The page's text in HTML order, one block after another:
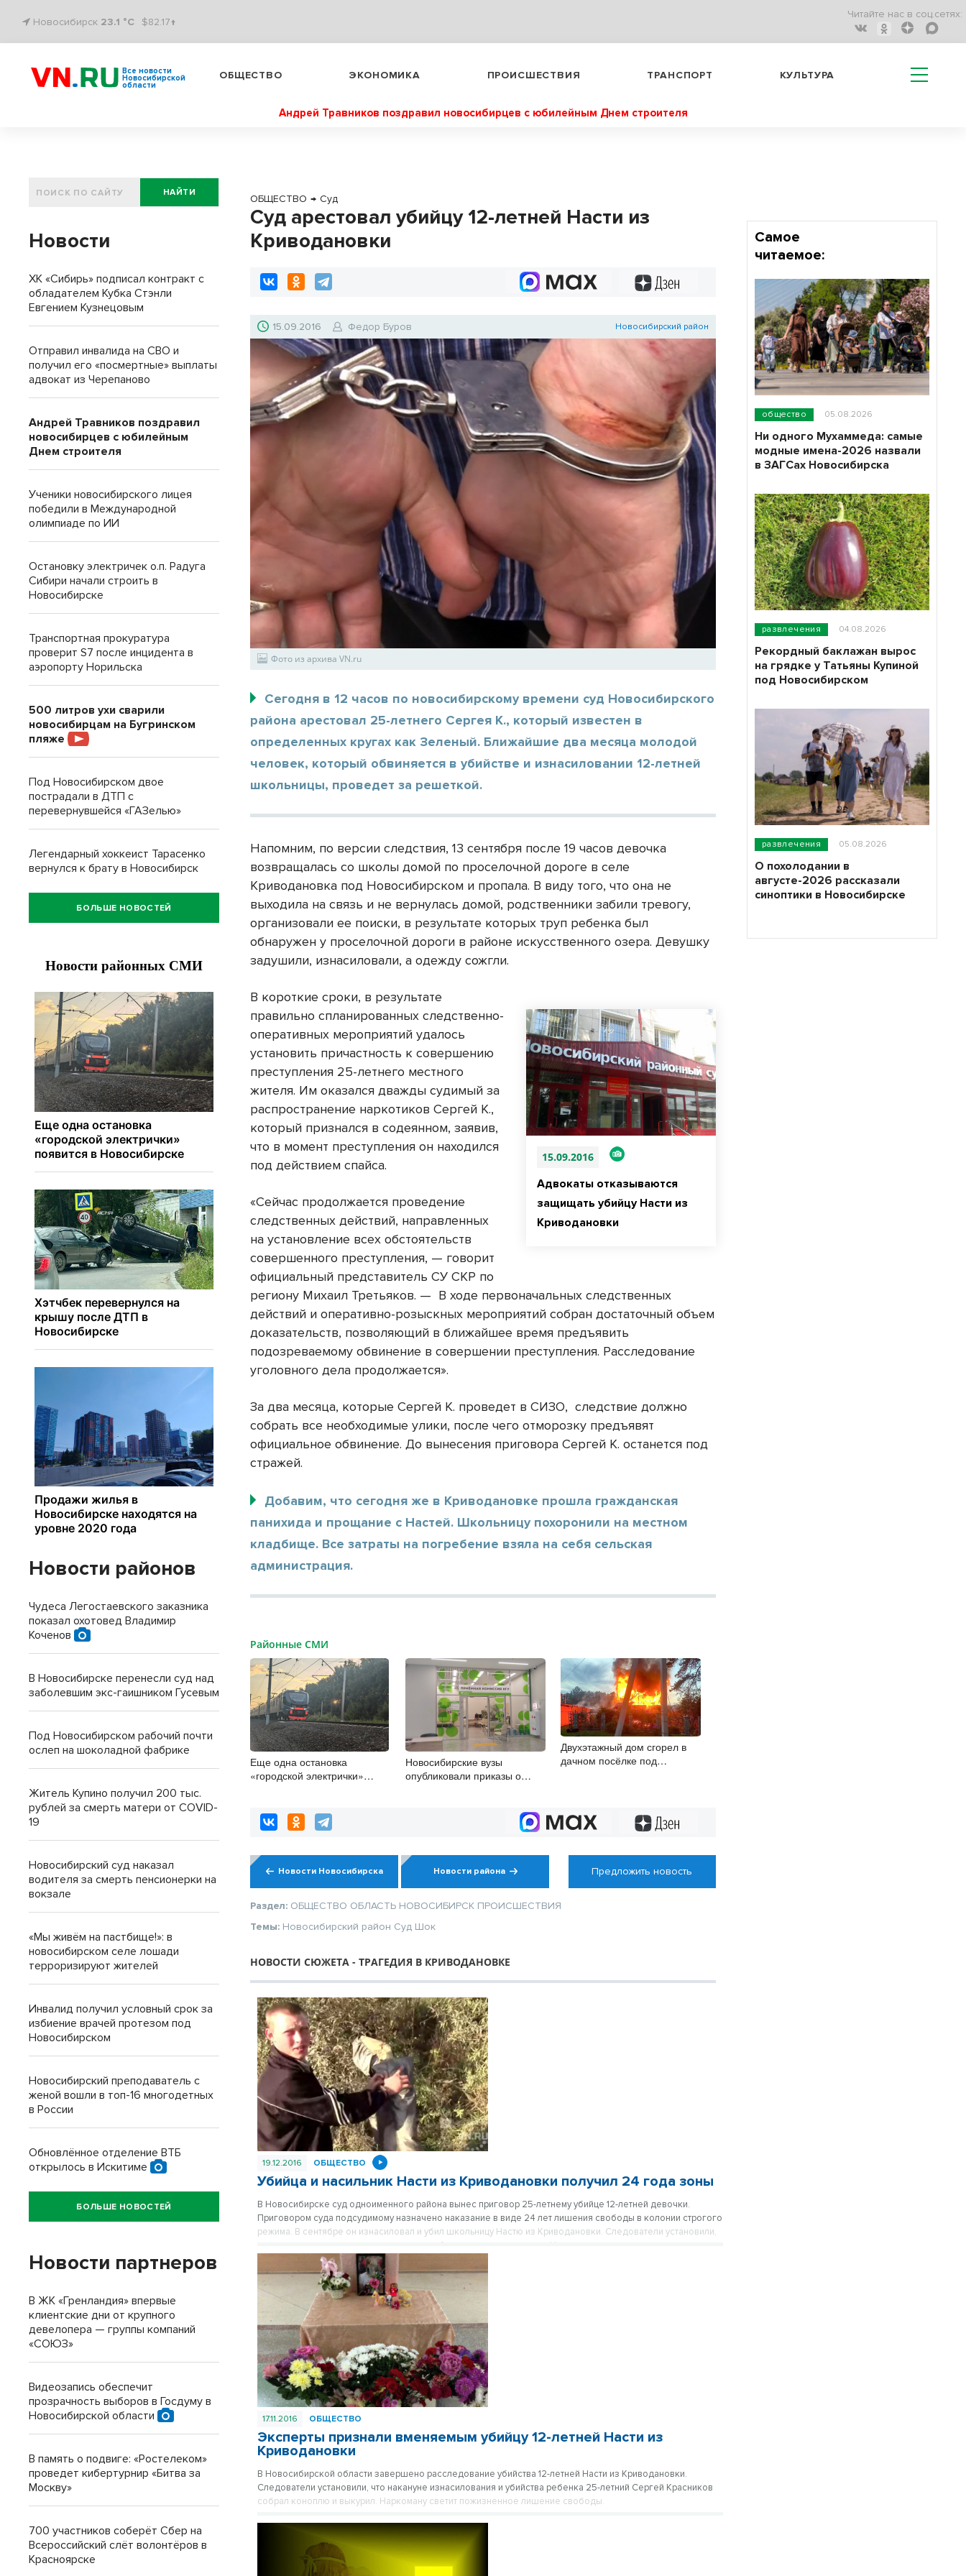
Новосибирск 23.1 °C $82.17↑
Читайте нас в соц.сетях:
Все новости
Новосибирской
области
ОБЩЕСТВО ЭКОНОМИКА ПРОИСШЕСТВИЯ ТРАНСПОРТ КУЛЬТУРА
Андрей Травников поздравил новосибирцев с юбилейным Днем строителя
ОБЩЕСТВО → Суд
Суд арестовал убийцу 12-летней Насти из
Криводановки
15.09.2016 Федор Буров Новосибирский район
Фото из архива VN.ru
Сегодня в 12 часов по новосибирскому времени суд Новосибирского
района арестовал 25-летнего Сергея К., который известен в
определенных кругах как Зеленый. Ближайшие два месяца молодой
человек, который обвиняется в убийстве и изнасиловании 12-летней
школьницы, проведет за решеткой.
Напомним, по версии следствия, 13 сентября после 19 часов девочка
возвращалась со школы домой по проселочной дороге в селе
Криводановка под Новосибирском и пропала. В виду того, что она не
выходила на связь и не вернулась домой, родственники забили тревогу,
организовали ее поиски, в результате которых труп ребенка был
обнаружен у проселочной дороги в районе искусственного озера. Девушку
задушили, изнасиловали, а одежду сожгли.
15.09.2016
Адвокаты отказываются
защищать убийцу Насти из
Криводановки
В короткие сроки, в результате
правильно спланированных следственно-
оперативных мероприятий удалось
установить причастность к совершению
преступления 25-летнего местного
жителя. Им оказался дважды судимый за
распространение наркотиков Сергей К.,
который признался в содеянном, заявив,
что в момент преступления он находился
под действием спайса.
«Сейчас продолжается проведение
следственных действий, направленных
на установление всех обстоятельств
совершенного преступления, — говорит
официальный представитель СУ СКР по
региону Михаил Третьяков. — В ходе первоначальных следственных
действий и оперативно-розыскных мероприятий собран достаточный объем
доказательств, позволяющий в ближайшее время предъявить
подозреваемому обвинение в совершении преступления. Расследование
уголовного дела продолжается».
За два месяца, которые Сергей К. проведет в СИЗО, следствие должно
собрать все необходимые улики, после чего отморозку предъявят
официальное обвинение. До вынесения приговора Сергей К. останется под
стражей.
Добавим, что сегодня же в Криводановке прошла гражданская
панихида и прощание с Настей. Школьницу похоронили на местном
кладбище. Все затраты на погребение взяла на себя сельская
администрация.
Районные СМИ
Еще одна остановка
«городской электрички»
Новосибирские вузы
опубликовали приказы о
Двухэтажный дом сгорел в
дачном посёлке под
Новости Новосибирска Новости района Предложить новость
Раздел: ОБЩЕСТВО ОБЛАСТЬ НОВОСИБИРСК ПРОИСШЕСТВИЯ
Темы: Новосибирский район Суд Шок
НОВОСТИ СЮЖЕТА - ТРАГЕДИЯ В КРИВОДАНОВКЕ
19.12.2016 ОБЩЕСТВО
Убийца и насильник Насти из Криводановки получил 24 года зоны
В Новосибирске суд одноименного района вынес приговор 25-летнему убийце 12-летней девочки.
Приговором суда подсудимому назначено наказание в виде 24 лет лишения свободы в колонии строгого
режима. В сентябре он изнасиловал и убил школьницу Настю из Криводановки. Следователи установили,
что накануне преступления отморозок собрал коноплю и выкурил. Наркоману грозило пожизненное
лишение свободы.
17.11.2016 ОБЩЕСТВО
Эксперты признали вменяемым убийцу 12-летней Насти из
Криводановки
В Новосибирской области завершено расследование убийства 12-летней Насти из Криводановки.
Следователи установили, что накануне изнасилования и убийства ребенка 25-летний Сергей Красников
собрал коноплю и выкурил. Наркоману светит пожизненное лишение свободы.
НАЙТИ
Новости
ХК «Сибирь» подписал контракт с
обладателем Кубка Стэнли
Евгением Кузнецовым
Отправил инвалида на СВО и
получил его «посмертные» выплаты
адвокат из Черепаново
Андрей Травников поздравил
новосибирцев с юбилейным
Днем строителя
Ученики новосибирского лицея
победили в Международной
олимпиаде по ИИ
Остановку электричек о.п. Радуга
Сибири начали строить в
Новосибирске
Транспортная прокуратура
проверит S7 после инцидента в
аэропорту Норильска
500 литров ухи сварили
новосибирцам на Бугринском
пляже
Под Новосибирском двое
пострадали в ДТП с
перевернувшейся «ГАЗелью»
Легендарный хоккеист Тарасенко
вернулся к брату в Новосибирск
БОЛЬШЕ НОВОСТЕЙ
Новости районов
Чудеса Легостаевского заказника
показал охотовед Владимир
Коченов
В Новосибирске перенесли суд над
заболевшим экс-гаишником Гусевым
Под Новосибирском рабочий почти
ослеп на шоколадной фабрике
Житель Купино получил 200 тыс.
рублей за смерть матери от COVID-
19
Новосибирский суд наказал
водителя за смерть пенсионерки на
вокзале
«Мы живём на пастбище!»: в
новосибирском селе лошади
терроризируют жителей
Инвалид получил условный срок за
избиение врачей протезом под
Новосибирском
Новосибирский преподаватель с
женой вошли в топ-16 многодетных
в России
Обновлённое отделение ВТБ
открылось в Искитиме
БОЛЬШЕ НОВОСТЕЙ
Новости партнеров
В ЖК «Гренландия» впервые
клиентские дни от крупного
девелопера — группы компаний
«СОЮЗ»
Видеозапись обеспечит
прозрачность выборов в Госдуму в
Новосибирской области
В память о подвиге: «Ростелеком»
проведет кибертурнир «Битва за
Москву»
700 участников соберёт Сбер на
Всероссийский слёт волонтёров в
Красноярске
Самое
читаемое:
общество 05.08.2026
Ни одного Мухаммеда: самые
модные имена-2026 назвали
в ЗАГСах Новосибирска
развлечения 04.08.2026
Рекордный баклажан вырос
на грядке у Татьяны Купиной
под Новосибирском
развлечения 05.08.2026
О похолодании в
августе-2026 рассказали
синоптики в Новосибирске